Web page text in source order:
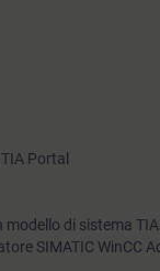
Portal
di sistema
SIMATIC WinCC